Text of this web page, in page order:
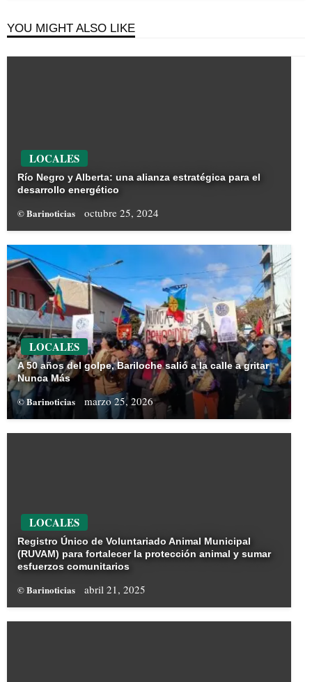
YOU MIGHT ALSO LIKE
LOCALES
Río Negro y Alberta: una alianza estratégica para el
desarrollo energético
© Barinoticias octubre 25, 2024
LOCALES
A 50 años del golpe, Bariloche salió a la calle a gritar
Nunca Más
© Barinoticias marzo 25, 2026
LOCALES
Registro Único de Voluntariado Animal Municipal
(RUVAM) para fortalecer la protección animal y sumar
esfuerzos comunitarios
© Barinoticias abril 21, 2025